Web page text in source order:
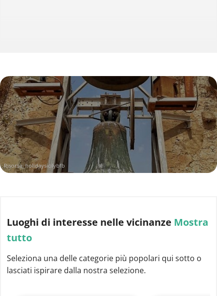
Risorsa:holidaysicilybfb
Luoghi di interesse nelle vicinanze Mostra
tutto
Seleziona una delle categorie più popolari qui sotto o
lasciati ispirare dalla nostra selezione.